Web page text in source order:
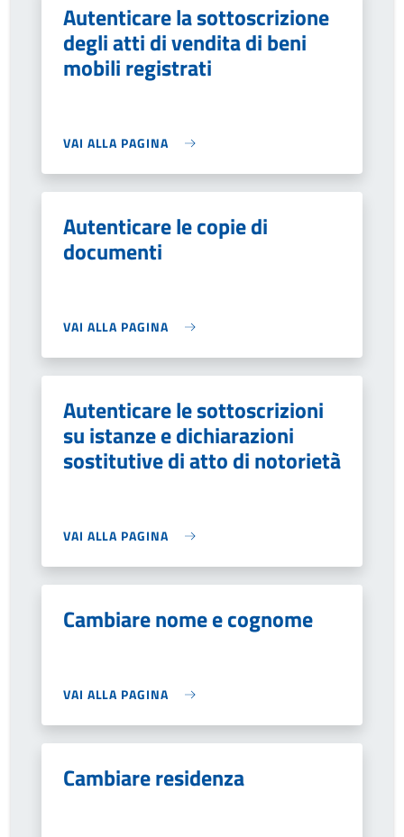
Autenticare la sottoscrizione
degli atti di vendita di beni
mobili registrati
VAI ALLA PAGINA
Autenticare le copie di
documenti
VAI ALLA PAGINA
Autenticare le sottoscrizioni
su istanze e dichiarazioni
sostitutive di atto di notorietà
VAI ALLA PAGINA
Cambiare nome e cognome
VAI ALLA PAGINA
Cambiare residenza